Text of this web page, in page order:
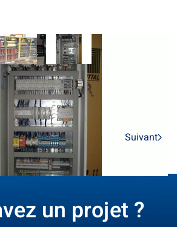
Suivant
un projet ?